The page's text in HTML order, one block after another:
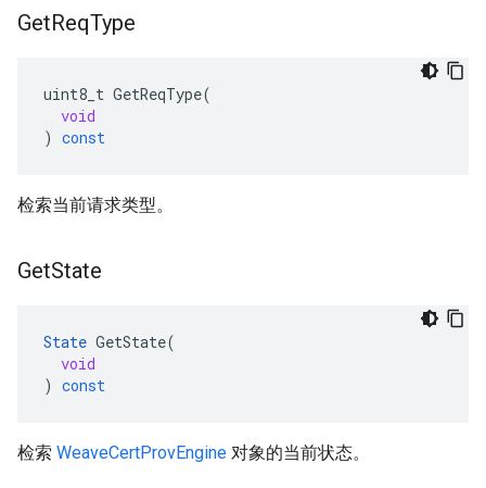
GetReqType
uint8_t GetReqType(
void
) const
检索当前请求类型。
GetState
State GetState(
void
) const
检索 WeaveCertProvEngine 对象的当前状态。